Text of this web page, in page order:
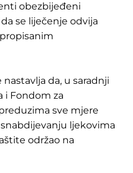
obezbijeđeni
se liječenje odvija
da, u saradnji
i Fondom za
sve mjere
ljekovima
održao na